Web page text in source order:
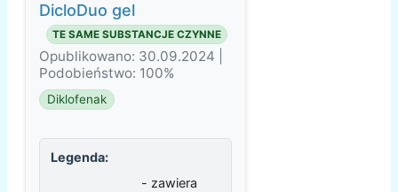
DicloDuo gel
TE SAME SUBSTANCJE CZYNNE
Opublikowano: 30.09.2024 |
Podobieństwo: 100%
Diklofenak
Legenda:
- zawiera